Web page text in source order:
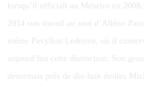
lorsqu’il officiait au Meurice en
2014 son travail au sein d’Alléno
même Pavyllon Ledoyen, où il
aujourd’hui cette distinction. Son
désormais près de dix-huit étoiles